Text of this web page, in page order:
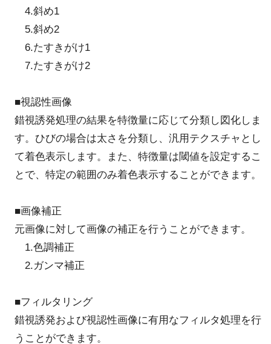
4.斜め1
5.斜め2
6.たすきがけ1
7.たすきがけ2
■視認性画像
錯視誘発処理の結果を特徴量に応じて分類し図化しま
す。ひびの場合は太さを分類し、汎用テクスチャとし
て着色表示します。また、特徴量は閾値を設定するこ
とで、特定の範囲のみ着色表示することができます。
■画像補正
元画像に対して画像の補正を行うことができます。
1.色調補正
2.ガンマ補正
■フィルタリング
錯視誘発および視認性画像に有用なフィルタ処理を行
うことができます。